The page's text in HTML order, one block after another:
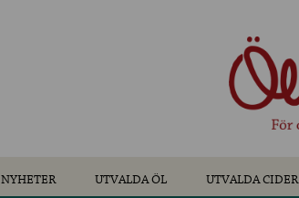
NYHETER UTVALDA ÖL UTVALDA CIDER